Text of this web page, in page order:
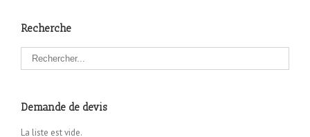
Recherche
Demande de devis
La liste est vide.